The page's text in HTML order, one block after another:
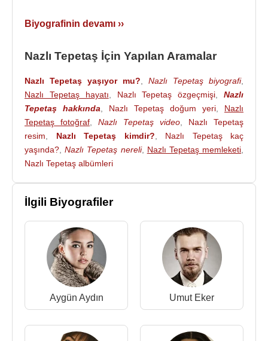
Biyografinin devamı ››
Nazlı Tepetaş İçin Yapılan Aramalar
Nazlı Tepetaş yaşıyor mu? Nazlı Tepetaş biyografi,
Nazlı Tepetaş hayatı
Nazlı Tepetaş özgeçmişi ,Nazlı
Tepetaş hakkında
Nazlı Tepetaş doğum yeri
Nazlı
Tepetaş fotoğraf
Nazlı Tepetaş video
Nazlı Tepetaş
resim
Nazlı Tepetaş kimdir?
Nazlı Tepetaş kaç
yaşında? ,Nazlı Tepetaş nereli, Nazlı Tepetaş memleketi
Nazlı Tepetaş albümleri
İlgili Biyografiler
Aygün Aydın Umut Eker